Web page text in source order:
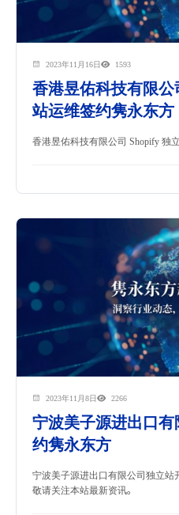
2023年11月16日 1593
香港昱佑科技有
站运维签约隽永东方
香港昱佑科技有限公司 Shopify 独
2023年11月8日 2266
宁波美子源进出口
约隽永东方
宁波美子源进出口有限公司独立站
敬请关注本站最新资讯。